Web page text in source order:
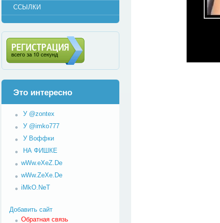
ССЫЛКИ
Регистрация (всего за 10
Это интересно
У @zontex
У @imko777
У Воффки
НА ФИШКЕ
wWw.eXeZ.De
wWw.ZeXe.De
iMkO.NeT
Добавить сайт
Обратная связь